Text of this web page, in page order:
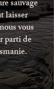
sauvage
laisser
vous
parti de